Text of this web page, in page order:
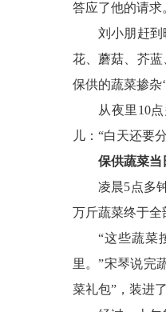
答应了他的请求
刘小朋赶
花、蘑菇、芥
保供的蔬菜掺杂
从夜里10
儿：“白天还要
保供蔬菜当
凌晨5点多
万斤蔬菜终于全
“这些蔬菜
里。”宋琴说完
菜礼包”，装进